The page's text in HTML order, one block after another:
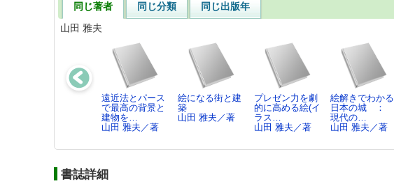
同じ著者 同じ分類
同じ出版年
山田 雅夫
遠近法とパース
で最高の背景と
建物を…
山田 雅夫／著
絵になる街と建
築
山田 雅夫／著
プレゼン力を劇
的に高める絵(イ
ラス…
山田 雅夫／著
絵解きでわかる
日本の城 ：
現代の…
山田 雅夫／著
書誌詳細